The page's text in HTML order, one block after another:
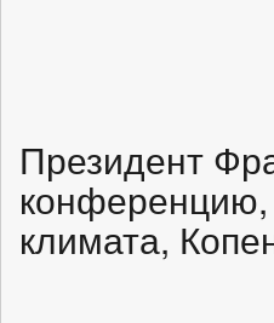
Президент
климата,